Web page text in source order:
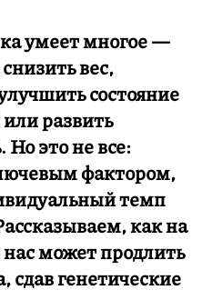
умеет многое —
вес,
состояние
развить
Но это не все:
фактором,
темп
как на
может продлить
сдав генетические